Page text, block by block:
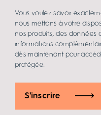
Vous voulez savoir
nous mettons à votre
nos produits, des données
informations
dès maintenant pour
protégée.
S'inscrire